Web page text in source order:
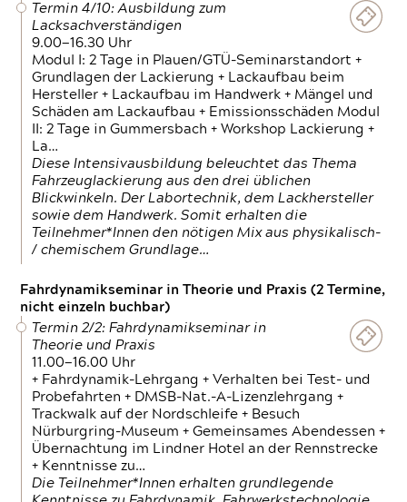
Termin 4/10: Ausbildung zum
Lacksachverständigen
9.00—16.30 Uhr
Modul I: 2 Tage in Plauen/GTÜ-Seminarstandort +
Grundlagen der Lackierung + Lackaufbau beim
Hersteller + Lackaufbau im Handwerk + Mängel und
Schäden am Lackaufbau + Emissionsschäden Modul
II: 2 Tage in Gummersbach + Workshop Lackierung +
La…
Diese Intensivausbildung beleuchtet das Thema
Fahrzeuglackierung aus den drei üblichen
Blickwinkeln. Der Labortechnik, dem Lackhersteller
sowie dem Handwerk. Somit erhalten die
Teilnehmer*Innen den nötigen Mix aus physikalisch-
/ chemischem Grundlage…
Fahrdynamikseminar in Theorie und Praxis (2 Termine,
nicht einzeln buchbar)
Termin 2/2: Fahrdynamikseminar in
Theorie und Praxis
11.00—16.00 Uhr
+ Fahrdynamik-Lehrgang + Verhalten bei Test- und
Probefahrten + DMSB-Nat.-A-Lizenzlehrgang +
Trackwalk auf der Nordschleife + Besuch
Nürburgring-Museum + Gemeinsames Abendessen +
Übernachtung im Lindner Hotel an der Rennstrecke
+ Kenntnisse zu…
Die Teilnehmer*Innen erhalten grundlegende